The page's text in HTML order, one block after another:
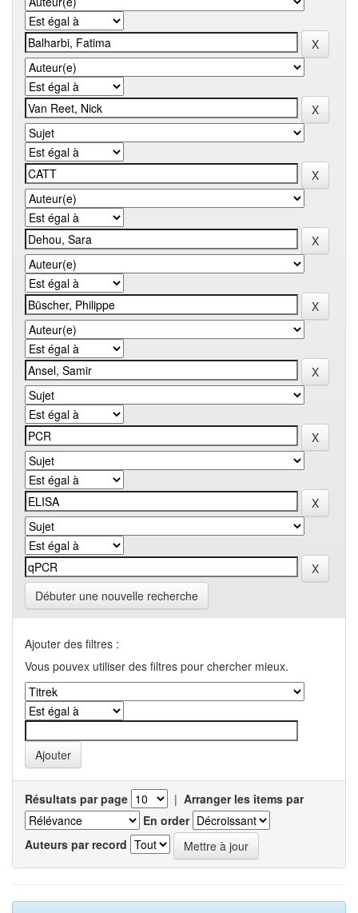
Débuter une nouvelle recherche
Ajouter des filtres :
Vous pouvex utiliser des filtres pour chercher mieux.
Résultats par page | Arranger les items par
En order
Auteurs par record